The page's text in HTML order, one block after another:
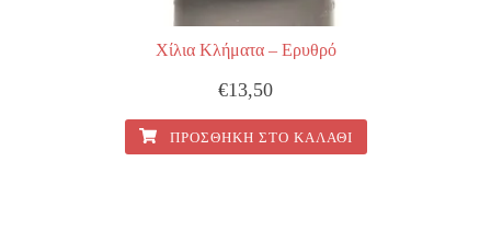
Χίλια Κλήματα – Ερυθρό
€13,50
ΠΡΟΣΘΉΚΗ ΣΤΟ ΚΑΛΆΘΙ